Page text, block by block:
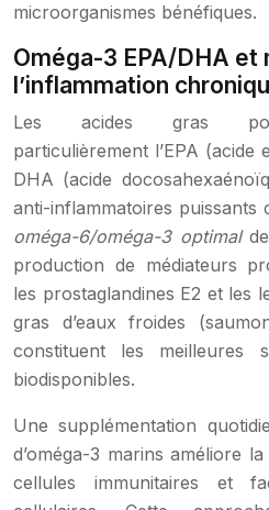
microorganismes bénéfiques.
Oméga-3 EPA/DHA et
l’inflammation
Les acides gras
particulièrement l’EPA (acide
DHA (acide
anti-inflammatoires puissants
oméga-6/oméga-3 optimal
production de médiateurs
les prostaglandines E2 et les
gras d’eaux froides
constituent les meilleures
biodisponibles.
Une supplémentation
d’oméga-3 marins améliore
cellules immunitaires et